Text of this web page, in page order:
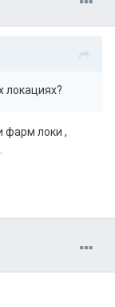
локациях?
фарм локи ,